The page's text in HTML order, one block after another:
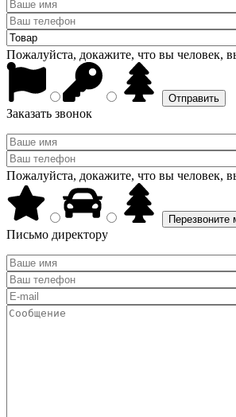
Пожалуйста, докажите, что вы человек,
Заказать звонок
Пожалуйста, докажите, что вы человек,
Письмо директору